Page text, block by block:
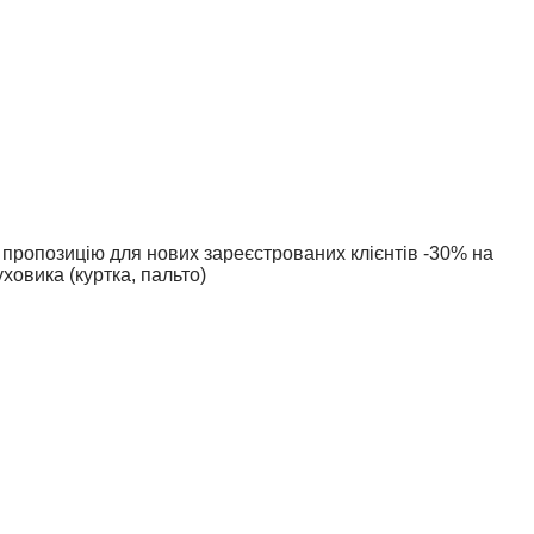
для нових зареєстрованих клієнтів -30% на
(куртка, пальто)